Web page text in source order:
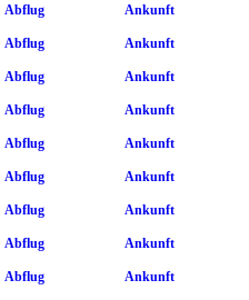
Abflug Ankunft
Abflug Ankunft
Abflug Ankunft
Abflug Ankunft
Abflug Ankunft
Abflug Ankunft
Abflug Ankunft
Abflug Ankunft
Abflug Ankunft